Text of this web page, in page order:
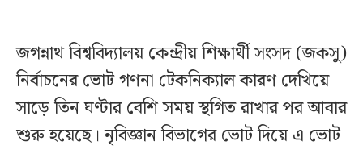
জগন্নাথ বিশ্ববিদ্যালয় কেন্দ্রীয় শিক্ষার্থী সংসদ (জকসু)
নির্বাচনের ভোট গণনা টেকনিক্যাল কারণ দেখিয়ে
সাড়ে তিন ঘণ্টার বেশি সময় স্থগিত রাখার পর আবার
শুরু হয়েছে। নৃবিজ্ঞান বিভাগের ভোট দিয়ে এ ভোট